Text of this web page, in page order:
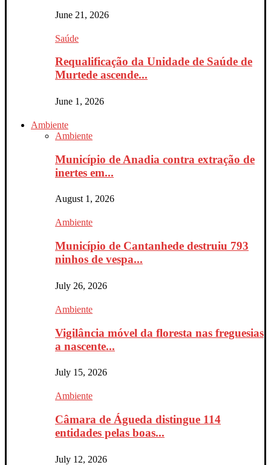
June 21, 2026
Saúde
Requalificação da Unidade de Saúde de
Murtede ascende...
June 1, 2026
Ambiente
Ambiente
Município de Anadia contra extração de
inertes em...
August 1, 2026
Ambiente
Município de Cantanhede destruiu 793
ninhos de vespa...
July 26, 2026
Ambiente
Vigilância móvel da floresta nas freguesias
a nascente...
July 15, 2026
Ambiente
Câmara de Águeda distingue 114
entidades pelas boas...
July 12, 2026